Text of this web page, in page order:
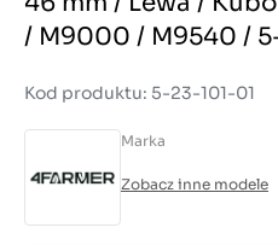
/ M9000 / M9540 /
Kod produktu: 5-23-101-01
Marka
Zobacz inne modele